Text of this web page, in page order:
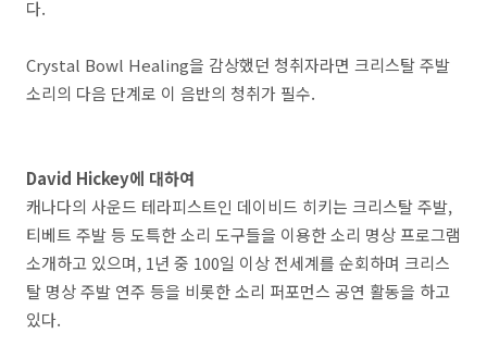
다.
Crystal Bowl Healing을 감상했던 청취자라면 크리스탈 주발
소리의 다음 단계로 이 음반의 청취가 필수.
David Hickey에 대하여
캐나다의 사운드 테라피스트인 데이비드 히키는 크리스탈 주발,
티베트 주발 등 도특한 소리 도구들을 이용한 소리 명상 프로그램
소개하고 있으며, 1년 중 100일 이상 전세계를 순회하며 크리스
탈 명상 주발 연주 등을 비롯한 소리 퍼포먼스 공연 활동을 하고
있다.